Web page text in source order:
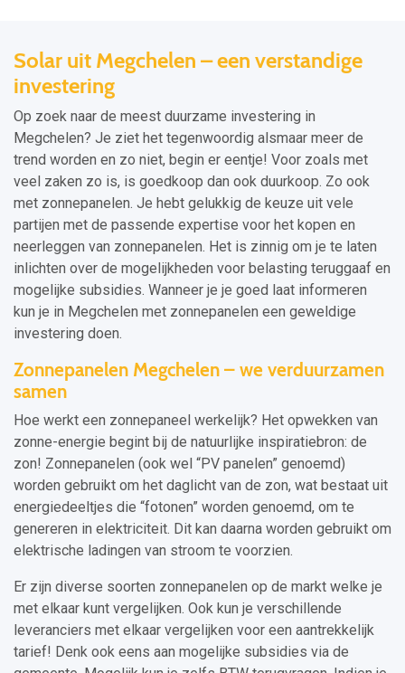
Solar uit Megchelen – een verstandige
investering
Op zoek naar de meest duurzame investering in
Megchelen? Je ziet het tegenwoordig alsmaar meer de
trend worden en zo niet, begin er eentje! Voor zoals met
veel zaken zo is, is goedkoop dan ook duurkoop. Zo ook
met zonnepanelen. Je hebt gelukkig de keuze uit vele
partijen met de passende expertise voor het kopen en
neerleggen van zonnepanelen. Het is zinnig om je te laten
inlichten over de mogelijkheden voor belasting teruggaaf en
mogelijke subsidies. Wanneer je je goed laat informeren
kun je in Megchelen met zonnepanelen een geweldige
investering doen.
Zonnepanelen Megchelen – we verduurzamen
samen
Hoe werkt een zonnepaneel werkelijk? Het opwekken van
zonne-energie begint bij de natuurlijke inspiratiebron: de
zon! Zonnepanelen (ook wel “PV panelen” genoemd)
worden gebruikt om het daglicht van de zon, wat bestaat uit
energiedeeltjes die “fotonen” worden genoemd, om te
genereren in elektriciteit. Dit kan daarna worden gebruikt om
elektrische ladingen van stroom te voorzien.
Er zijn diverse soorten zonnepanelen op de markt welke je
met elkaar kunt vergelijken. Ook kun je verschillende
leveranciers met elkaar vergelijken voor een aantrekkelijk
tarief! Denk ook eens aan mogelijke subsidies via de